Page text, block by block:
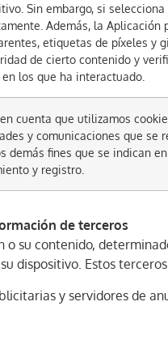
Sin embargo, si
Además, la
etiquetas de píxeles y
de cierto contenido y
los que ha interactuado.
cuenta que utilizamos
y comunicaciones que se
demás fines que se indican
y registro.
de terceros
o su contenido,
dispositivo. Estos
y servidores de